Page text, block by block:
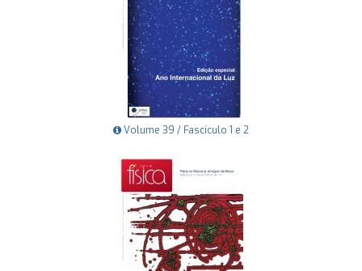
Volume 39 / Fascículo 1 e 2